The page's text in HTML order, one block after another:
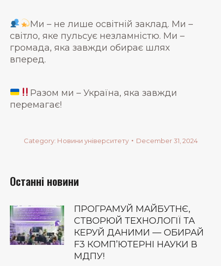
Ми – не лише освітній заклад. Ми –
світло, яке пульсує незламністю. Ми –
громада, яка завжди обирає шлях
вперед.
Разом ми – Україна, яка завжди
перемагає!
Category: Новини університету December 31, 2024
Останні новини
ПРОГРАМУЙ МАЙБУТНЄ,
СТВОРЮЙ ТЕХНОЛОГІЇ ТА
КЕРУЙ ДАНИМИ — ОБИРАЙ
F3 КОМП’ЮТЕРНІ НАУКИ В
МДПУ!